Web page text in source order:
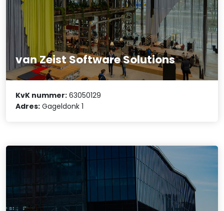
van Zeist Software Solutions
KvK nummer: 63050129
Adres: Gageldonk 1